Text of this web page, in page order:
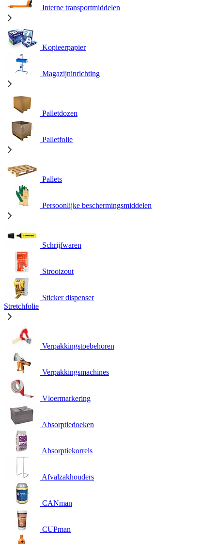
Interne transportmiddelen
Kopieerpapier
Magazijninrichting
Palletdozen
Palletfolie
Pallets
Persoonlijke beschermingsmiddelen
Schrijfwaren
Strooizout
Sticker dispenser
Stretchfolie
Verpakkingstoebehoren
Verpakkingsmachines
Vloermarkering
Absorptiedoeken
Absorptiekorrels
Afvalzakhouders
CANman
CUPman